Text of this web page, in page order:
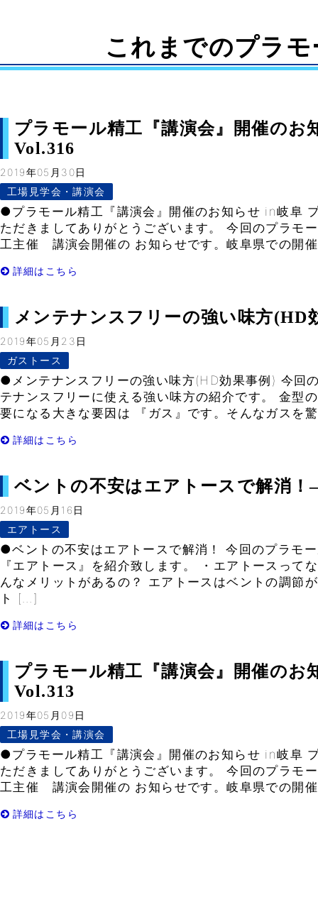
これまでのプラ
プラモール精工『講演会』開催のお
Vol.316
2019年05月30日
工場見学会・講演会
●プラモール精工『講演会』開催のお知らせ in岐阜
ただきましてありがとうございます。 今回のプラモ
工主催 講演会開催の お知らせです。岐阜県での開
詳細はこちら
メンテナンスフリーの強い味方(HD
2019年05月23日
ガストース
●メンテナンスフリーの強い味方(HD効果事例) 今回
テナンスフリーに使える強い味方の紹介です。 金型
要になる大きな要因は 『ガス』です。そんなガスを
詳細はこちら
ベントの不安はエアトースで解消！
2019年05月16日
エアトース
●ベントの不安はエアトースで解消！ 今回のプラモ
『エアトース』を紹介致します。 ・エアトースって
んなメリットがあるの？ エアトースはベントの調節
ト […]
詳細はこちら
プラモール精工『講演会』開催のお
Vol.313
2019年05月09日
工場見学会・講演会
●プラモール精工『講演会』開催のお知らせ in岐阜
ただきましてありがとうございます。 今回のプラモ
工主催 講演会開催の お知らせです。岐阜県での開
詳細はこちら